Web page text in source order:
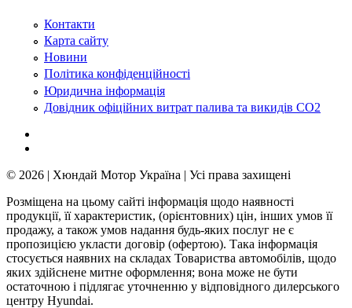
Контакти
Карта сайту
Новини
Політика конфіденційності
Юридична інформація
Довідник офіційних витрат палива та викидів СО2
© 2026 | Хюндай Мотор Україна | Усі права захищені
Розміщена на цьому сайті інформація щодо наявності
продукції, її характеристик, (орієнтовних) цін, інших умов її
продажу, а також умов надання будь-яких послуг не є
пропозицією укласти договір (офертою). Така інформація
стосується наявних на складах Товариства автомобілів, щодо
яких здійснене митне оформлення; вона може не бути
остаточною і підлягає уточненню у відповідного дилерського
центру Hyundai.